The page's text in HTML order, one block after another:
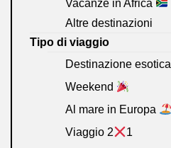
Vacanze in Africa
Altre destinazioni
Tipo di viaggio
Destinazione esotica
Weekend
Al mare in Europa
Viaggio 2
1